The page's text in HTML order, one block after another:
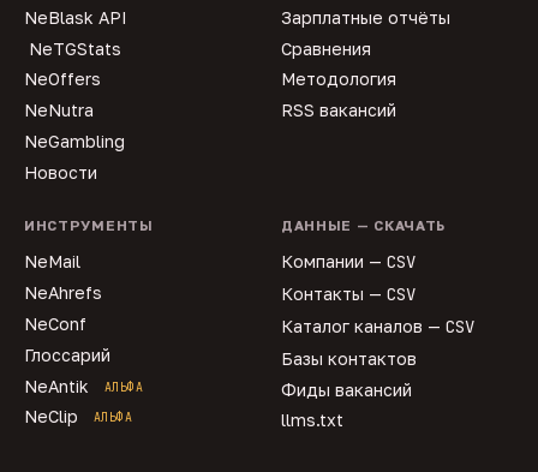
NeBlask API
NeTGStats
NeOffers
NeNutra
NeGambling
Новости
Зарплатные отчёты
Сравнения
Методология
RSS вакансий
ИНСТРУМЕНТЫ
NeMail
NeAhrefs
NeConf
Глоссарий
NeAntik
АЛЬФА
NeClip АЛЬФА
ДАННЫЕ — СКАЧАТЬ
Компании — CSV
Контакты — CSV
Каталог каналов — CSV
Базы контактов
Фиды вакансий
llms.txt